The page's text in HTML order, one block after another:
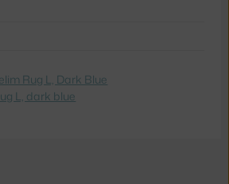
Rug L, Dark Blue
L, dark blue